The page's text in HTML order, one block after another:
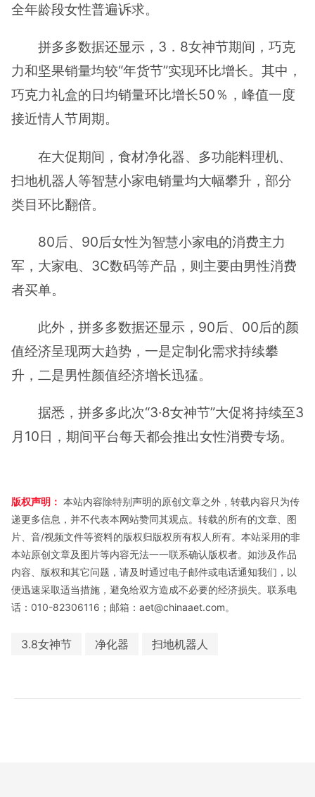
全年龄段女性普遍诉求。
拼多多数据还显示，3．8女神节期间，巧克
力和坚果销量均较“年货节”实现环比增长。其中，
巧克力礼盒的日均销量环比增长50％，峰值一度
接近情人节周期。
在大促期间，食材净化器、多功能料理机、
扫地机器人等智慧小家电销量均大幅攀升，部分
类目环比翻倍。
80后、90后女性为智慧小家电的消费主力
军，大家电、3C数码等产品，则主要由男性消费
者买单。
此外，拼多多数据还显示，90后、00后的颜
值经济呈现两大趋势，一是定制化需求持续攀
升，二是男性颜值经济增长迅猛。
据悉，拼多多此次“3·8女神节”大促将持续至3
月10日，期间平台每天都会推出女性消费专场。
版权声明： 本站内容除特别声明的原创文章之外，转载内容只为传
递更多信息，并不代表本网站赞同其观点。转载的所有的文章、图
片、音/视频文件等资料的版权归版权所有权人所有。本站采用的非
本站原创文章及图片等内容无法一一联系确认版权者。如涉及作品
内容、版权和其它问题，请及时通过电子邮件或电话通知我们，以
便迅速采取适当措施，避免给双方造成不必要的经济损失。联系电
话：010-82306116；邮箱：aet@chinaaet.com。
3.8女神节 净化器 扫地机器人